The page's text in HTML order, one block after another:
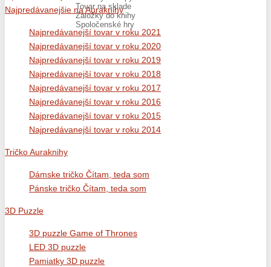
Tovar na sklade
Záložky do knihy
Spoločenské hry
Najpredávanejšie na Auraknihy
Najpredávanejší tovar v roku 2021
Najpredávanejší tovar v roku 2020
Najpredávanejší tovar v roku 2019
Najpredávanejší tovar v roku 2018
Najpredávanejší tovar v roku 2017
Najpredávanejší tovar v roku 2016
Najpredávanejší tovar v roku 2015
Najpredávanejší tovar v roku 2014
Tričko Auraknihy
Dámske tričko Čítam, teda som
Pánske tričko Čítam, teda som
3D Puzzle
3D puzzle Game of Thrones
LED 3D puzzle
Pamiatky 3D puzzle